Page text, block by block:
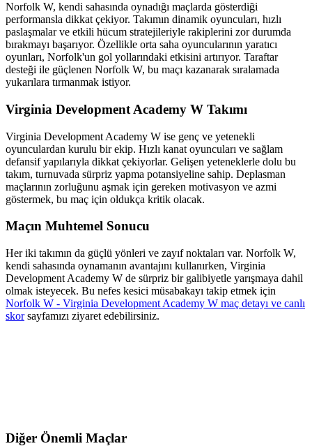
Norfolk W, kendi sahasında oynadığı maçlarda gösterdiği
performansla dikkat çekiyor. Takımın dinamik oyuncuları, hızlı
paslaşmalar ve etkili hücum stratejileriyle rakiplerini zor durumda
bırakmayı başarıyor. Özellikle orta saha oyuncularının yaratıcı
oyunları, Norfolk'un gol yollarındaki etkisini artırıyor. Taraftar
desteği ile güçlenen Norfolk W, bu maçı kazanarak sıralamada
yukarılara tırmanmak istiyor.
Virginia Development Academy W Takımı
Virginia Development Academy W ise genç ve yetenekli
oyunculardan kurulu bir ekip. Hızlı kanat oyuncuları ve sağlam
defansif yapılarıyla dikkat çekiyorlar. Gelişen yeteneklerle dolu bu
takım, turnuvada sürpriz yapma potansiyeline sahip. Deplasman
maçlarının zorluğunu aşmak için gereken motivasyon ve azmi
göstermek, bu maç için oldukça kritik olacak.
Maçın Muhtemel Sonucu
Her iki takımın da güçlü yönleri ve zayıf noktaları var. Norfolk W,
kendi sahasında oynamanın avantajını kullanırken, Virginia
Development Academy W de sürpriz bir galibiyetle yarışmaya dahil
olmak isteyecek. Bu nefes kesici müsabakayı takip etmek için
Norfolk W - Virginia Development Academy W maç detayı ve canlı
skorsayfamızı ziyaret edebilirsiniz.
Diğer Önemli Maçlar